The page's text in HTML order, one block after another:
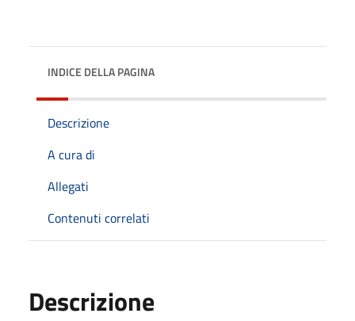
INDICE DELLA PAGINA
Descrizione
A cura di
Allegati
Contenuti correlati
Descrizione